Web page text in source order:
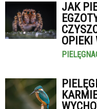
JAK
OPIEKI